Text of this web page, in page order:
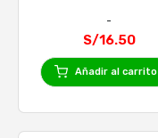
S/16.50
Añadir al carrito